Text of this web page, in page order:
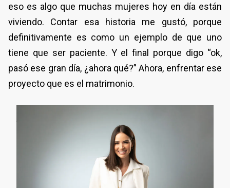
eso es algo que muchas mujeres hoy en día están
viviendo. Contar esa historia me gustó, porque
definitivamente es como un ejemplo de que uno
tiene que ser paciente. Y el final porque digo “ok,
pasó ese gran día, ¿ahora qué?” Ahora, enfrentar ese
proyecto que es el matrimonio.